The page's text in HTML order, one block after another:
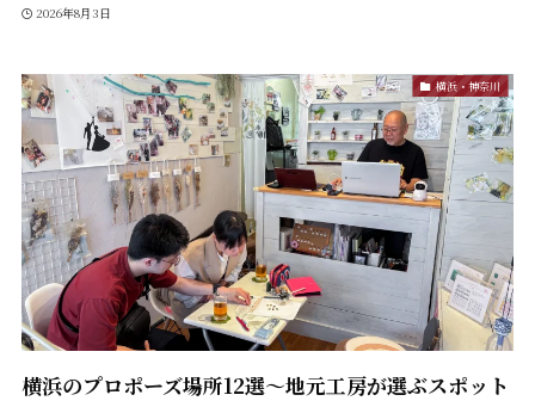
2026年8月3日
横浜・神奈川
横浜のプロポーズ場所12選〜地元工房が選ぶスポット